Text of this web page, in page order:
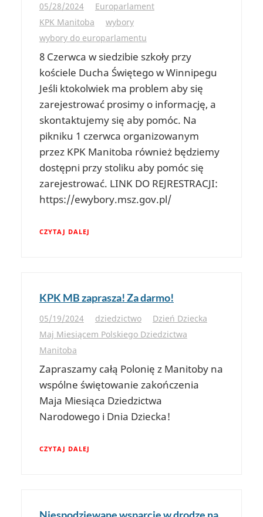
05/28/2024
Europarlament
KPK Manitoba
wybory
wybory do europarlamentu
8 Czerwca w siedzibie szkoły przy
kościele Ducha Świętego w Winnipegu
Jeśli ktokolwiek ma problem aby się
zarejestrować prosimy o informację, a
skontaktujemy się aby pomóc. Na
pikniku 1 czerwca organizowanym
przez KPK Manitoba również będziemy
dostępni przy stoliku aby pomóc się
zarejestrować. LINK DO REJRESTRACJI:
https://ewybory.msz.gov.pl/
CZYTAJ DALEJ
KPK MB zaprasza! Za darmo!
05/19/2024 dziedzictwo
Dzień Dziecka
Maj Miesiącem Polskiego Dziedzictwa
Manitoba
Zapraszamy całą Polonię z Manitoby na
wspólne świętowanie zakończenia
Maja Miesiąca Dziedzictwa
Narodowego i Dnia Dziecka!
CZYTAJ DALEJ